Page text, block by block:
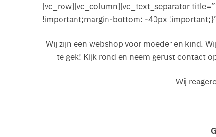
[vc_row][vc_column][vc_text_separator
!important;margin-bottom: -40px
Wij zijn een webshop voor moeder en kind.
te gek! Kijk rond en neem gerust contact
Wij